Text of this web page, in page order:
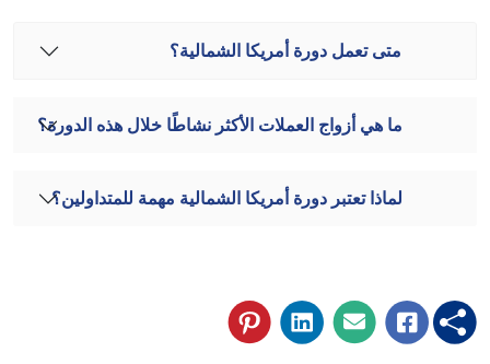
متى تعمل دورة أمريكا الشمالية؟
ما هي أزواج العملات الأكثر نشاطًا خلال هذه الدورة؟
لماذا تعتبر دورة أمريكا الشمالية مهمة للمتداولين؟